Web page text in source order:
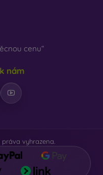
cenu“
nám
vyhrazena.